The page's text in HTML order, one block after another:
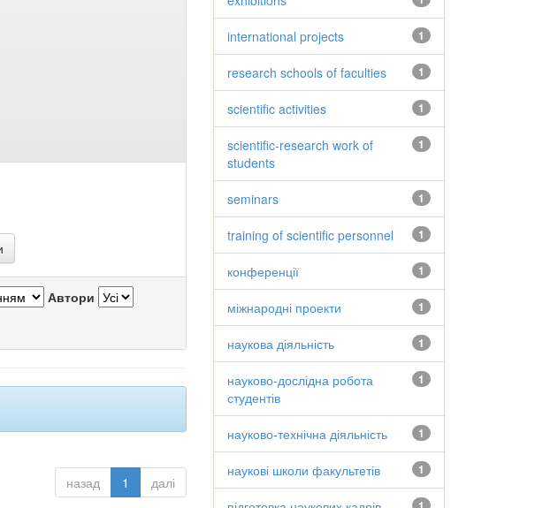
Автори
назад 1 далі
1
international projects
1
research schools of faculties
1
scientific activities
1
scientific-research work of
students
1
seminars
1
training of scientific personnel
1
конференції
1
міжнародні проекти
1
наукова діяльність
1
науково-дослідна робота
студентів
1
науково-технічна діяльність
1
наукові школи факультетів